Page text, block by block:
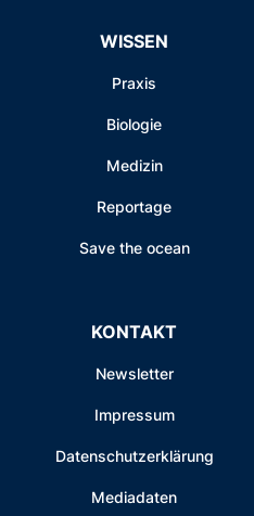
WISSEN
Praxis
Biologie
Medizin
Reportage
Save the ocean
KONTAKT
Newsletter
Impressum
Datenschutzerklärung
Mediadaten